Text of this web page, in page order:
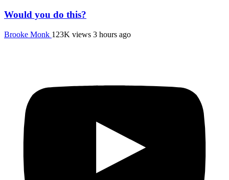
Would you do this?
Brooke Monk 123K views 3 hours ago